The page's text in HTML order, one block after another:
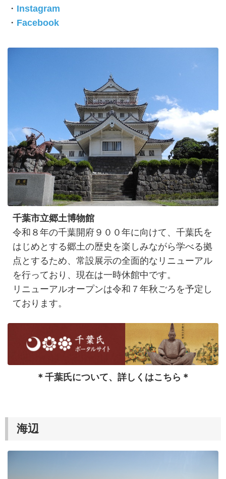
・ Instagram
・ Facebook
千葉市立郷土博物館
令和８年の千葉開府９００年に向けて、千葉氏を
はじめとする郷土の歴史を楽しみながら学べる拠
点とするため、常設展示の全面的なリニューアル
を行っており、現在は一時休館中です。
リニューアルオープンは令和７年秋ごろを予定し
ております。
＊千葉氏について、詳しくはこちら＊
海辺